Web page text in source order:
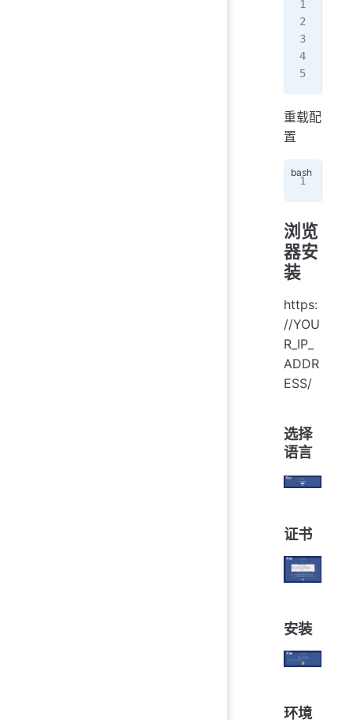
重载配
置
浏览
器安
装
https:
//YOU
R_IP_
ADDR
ESS/
选择
语言
证书
安装
环境